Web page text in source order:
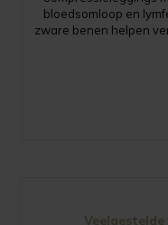
bloedsomloop en
zware benen helpen
Veelgestelde